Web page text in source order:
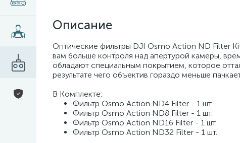
Описание
Оптические фильтры DJI Osmo Action ND Filter
вам больше контроля над апертурой камеры,
обладают специальным покрытием, которое
результате чего объектив гораздо меньше
В Комплекте:
Фильтр Osmo Action ND4 Filter - 1 шт.
Фильтр Osmo Action ND8 Filter - 1 шт.
Фильтр Osmo Action ND16 Filter - 1 шт.
Фильтр Osmo Action ND32 Filter - 1 шт.